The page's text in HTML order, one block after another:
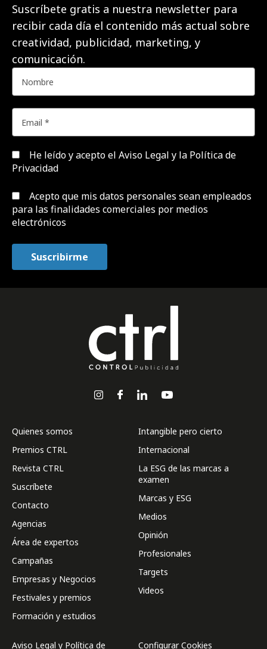
Suscríbete gratis a nuestra newsletter para
recibir cada día el contenido más actual sobre
creatividad, publicidad, marketing, y
comunicación.
He leído y acepto el Aviso Legal y la Política de
Privacidad
Acepto que mis datos personales sean empleados
para las finalidades comerciales por medios
electrónicos
Quienes somos
Premios CTRL
Revista CTRL
Suscríbete
Contacto
Agencias
Área de expertos
Campañas
Empresas y Negocios
Festivales y premios
Formación y estudios
Intangible pero cierto
Internacional
La ESG de las marcas a
examen
Marcas y ESG
Medios
Opinión
Profesionales
Targets
Videos
Aviso Legal y Política de Configurar Cookies